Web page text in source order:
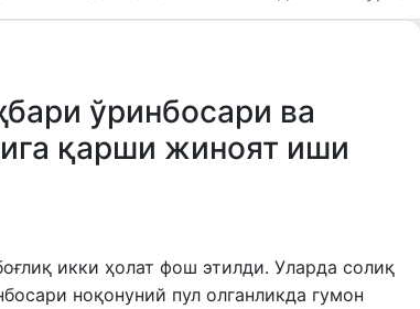
ўринбосари ва
қарши жиноят иши
икки ҳолат фош этилди. Уларда солиқ
ноқонуний пул олганликда гумон